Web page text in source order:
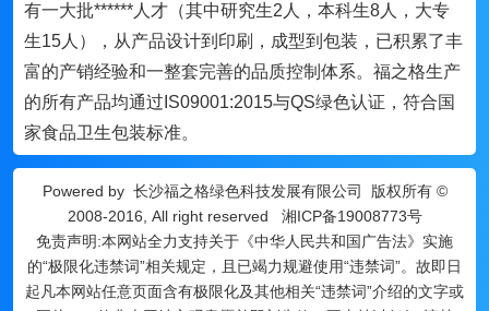
有一大批******人才（其中研究生2人，本科生8人，大专
生15人），从产品设计到印刷，成型到包装，已积累了丰
富的产销经验和一整套完善的品质控制体系。福之格生产
的所有产品均通过IS09001:2015与QS绿色认证，符合国
家食品卫生包装标准。
Powered by 长沙福之格绿色科技发展有限公司
版权所有 ©
2008-2016, All right reserved 湘ICP备19008773号
免责声明:本网站全力支持关于《中华人民共和国广告法》实施
的“极限化违禁词”相关规定，且已竭力规避使用“违禁词”。故即日
起凡本网站任意页面含有极限化及其他相关“违禁词”介绍的文字或